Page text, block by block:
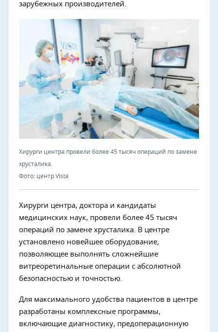
зарубежных производителей.
Хирурги центра провели более 45 тысяч операций по замене
хрусталика.
Фото: центр Vista
Хирурги центра, доктора и кандидаты
медицинских наук, провели более 45 тысяч
операций по замене хрусталика. В центре
установлено новейшее оборудование,
позволяющее выполнять сложнейшие
витреоретинальные операции с абсолютной
безопасностью и точностью.
Для максимального удобства пациентов в центре
разработаны комплексные программы,
включающие диагностику, предоперационную